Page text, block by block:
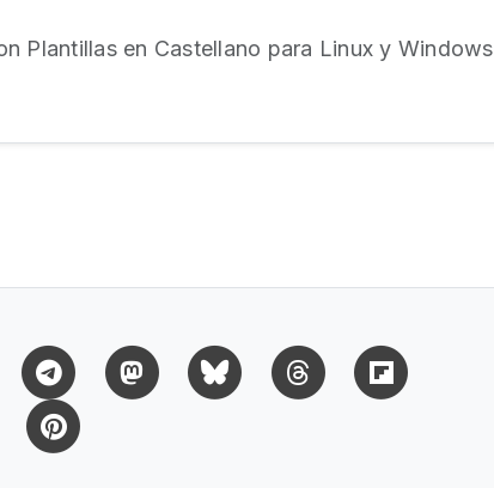
Plantillas en Castellano para Linux y Windows
Reddit Telegram MastodonBluesky Threads
Pinterest